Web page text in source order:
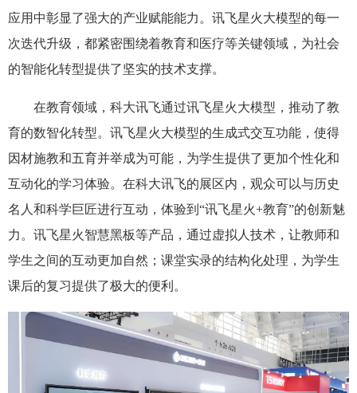
应用中彰显了强大的产业赋能能力。讯飞星火大模型的每一
次迭代升级，都紧密围绕着教育和医疗等关键领域，为社会
的智能化转型提供了坚实的技术支撑。
在教育领域，科大讯飞通过讯飞星火大模型，推动了教
育的数智化转型。讯飞星火大模型的生成式交互功能，使得
因材施教和五育并举成为可能，为学生提供了更加个性化和
互动化的学习体验。在科大讯飞的展区内，观众可以与历史
名人和科学巨匠进行互动，体验到“讯飞星火+教育”的创新魅
力。讯飞星火智慧黑板等产品，通过虚拟人技术，让教师和
学生之间的互动更加自然；课堂实录的结构化处理，为学生
课后的复习提供了极大的便利。